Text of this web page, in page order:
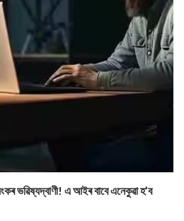
ভৱিষ্যদ্বাণী! এ আইৰ বাবে এনেকুৱা হ’ব